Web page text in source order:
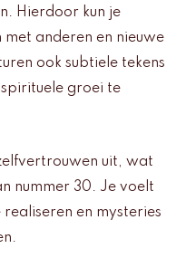
Hierdoor kun je
anderen en nieuwe
ook subtiele tekens
groei te
uit, wat
nummer 30. Je voelt
en mysteries